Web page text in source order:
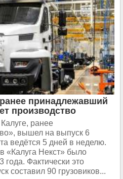
принадлежавший
производство
ранее
вышел на выпуск 6
ведётся 5 дней в неделю.
«Калуга Некст» было
года. Фактически это
составил 90 грузовиков...